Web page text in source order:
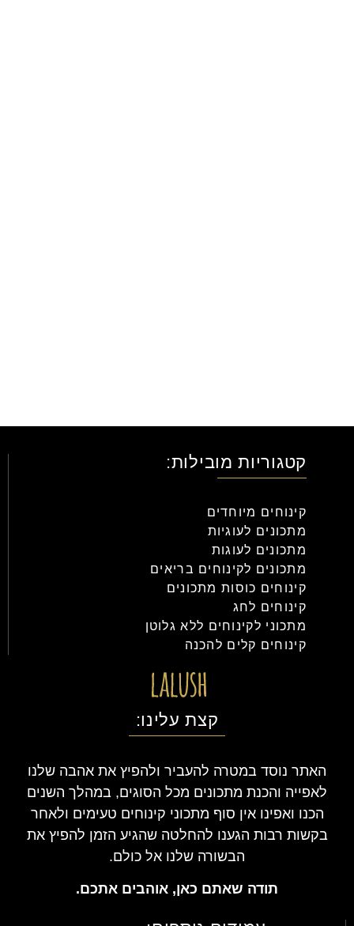
קטגוריות מובילות:
קינוחים מיוחדים
מתכונים לעוגיות
מתכונים לעוגות
מתכונים לקינוחים בריאים
קינוחים כוסות מתכונים
קינוחים לחג
מתכוני לקינוחים ללא גלוטן
קינוחים קלים להכנה
קצת עלינו:
האתר נוסד במטרה להעביר ולהפיץ את אהבה שלנו
לאפייה והכנת מתכונים מכל הסוגים, במהלך השנים
הכנו ואפינו אין סוף מתכוני קינוחים טעימים ולאחר
בקשות רבות הגענו להחלטה שהגיע הזמן להפיץ את
הבשורה שלנו אל כולם.
תודה שאתם כאן, אוהבים אתכם.